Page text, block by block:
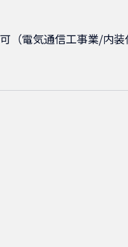
（電気通信工事業/内